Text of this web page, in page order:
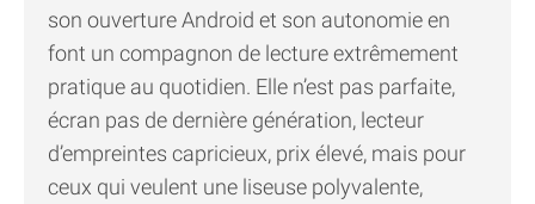
son ouverture Android et son autonomie en
font un compagnon de lecture extrêmement
pratique au quotidien. Elle n’est pas parfaite,
écran pas de dernière génération, lecteur
d’empreintes capricieux, prix élevé, mais pour
ceux qui veulent une liseuse polyvalente,